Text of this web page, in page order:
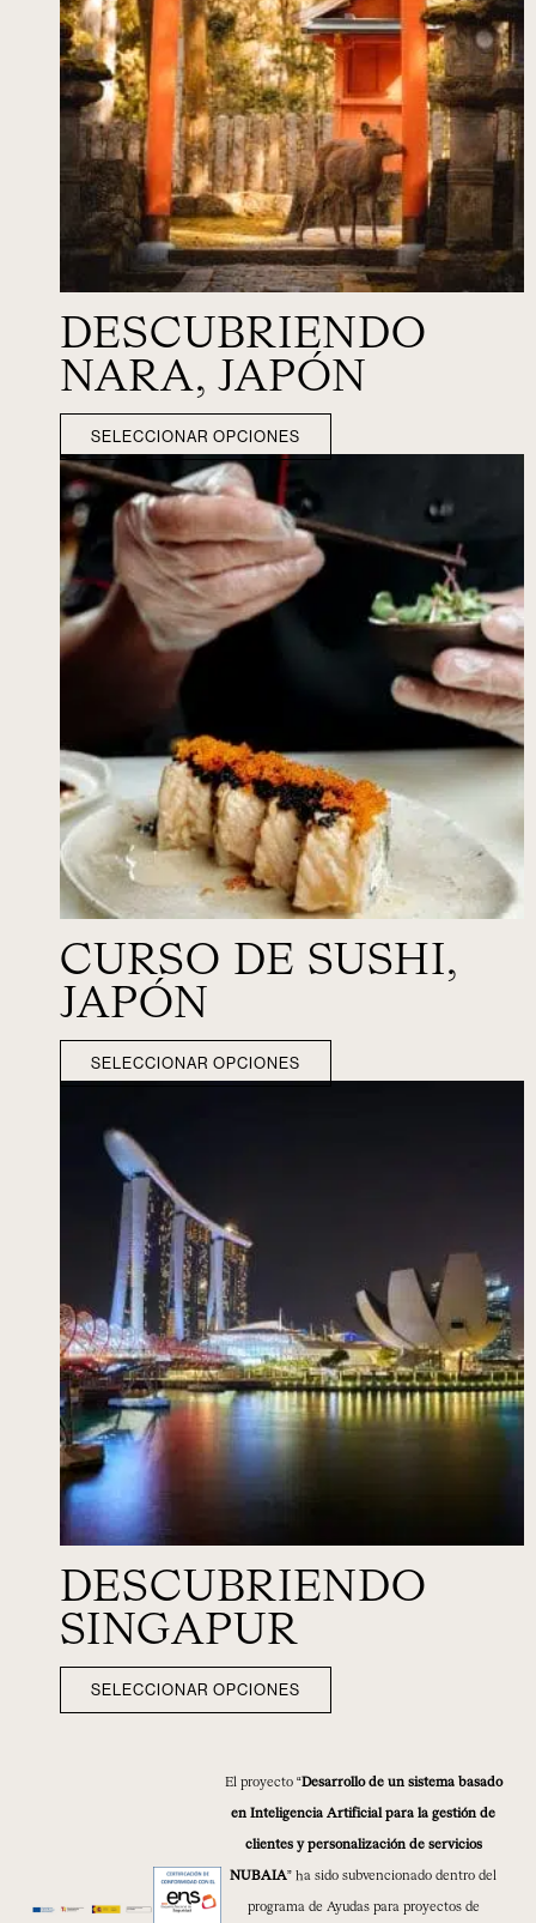
DESCUBRIENDO
NARA, JAPÓN
SELECCIONAR OPCIONES
CURSO DE SUSHI,
JAPÓN
SELECCIONAR OPCIONES
DESCUBRIENDO
SINGAPUR
SELECCIONAR OPCIONES
El proyecto “Desarrollo de un sistema basado
en Inteligencia Artificial para la gestión de
clientes y personalización de servicios
NUBAIA” ha sido subvencionado dentro del
programa de Ayudas para proyectos de